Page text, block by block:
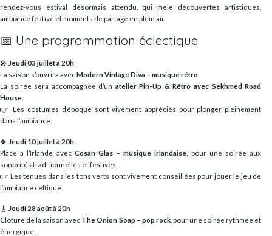
rendez-vous estival désormais attendu, qui mêle découvertes artistiques,
ambiance festive et moments de partage en plein air.
📅 Une programmation éclectique
🎤 Jeudi 03 juillet à 20h
La saison s’ouvrira avecModern Vintage Diva – musique rétro
La soirée sera accompagnée d’un atelier Pin-Up & Rétro avec Sekhmed Road
House
👉 Les costumes d’époque sont vivement appréciés pour plonger pleinement
dans l’ambiance.
🍀 Jeudi 10 juillet à 20h
Place à l’Irlande avec Cosàn Glas – musique irlandaise , pour une soirée aux
sonorités traditionnelles et festives.
👉 Les tenues dans les tons verts sont vivement conseillées pour jouer le jeu de
l’ambiance celtique.
🎸 Jeudi 28 août à 20h
Clôture de la saison avec The Onion Soap – pop rock, pour une soirée rythmée et
énergique.